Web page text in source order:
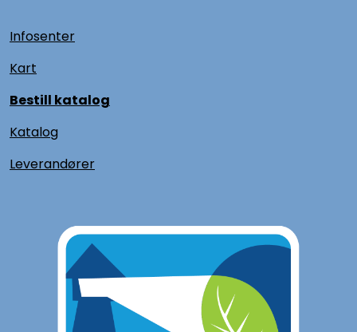
Infosenter
Kart
Bestill katalog
Katalog
Leverandører